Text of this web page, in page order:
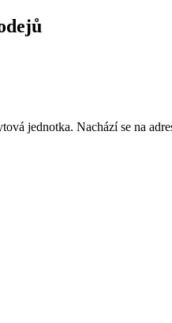
jednotka. Nachází se na